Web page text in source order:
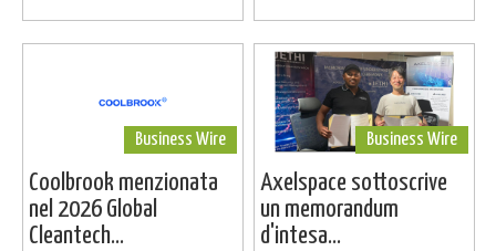
Business Wire
Coolbrook menzionata
nel 2026 Global
Cleantech...
Business Wire
Axelspace sottoscrive
un memorandum
d'intesa...